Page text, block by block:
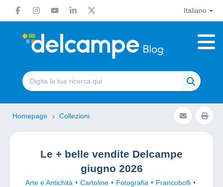
Italiano
Homepage Collezioni
Le + belle vendite Delcampe
giugno 2026
Arte e Antichità Cartoline Fotografia
Francobolli